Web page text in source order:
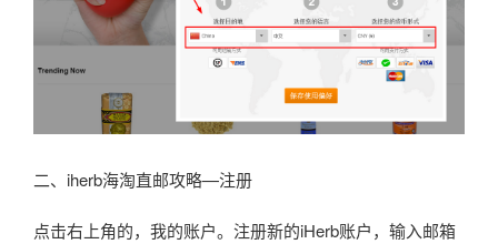
二、iherb海淘直邮攻略—注册
点击右上角的，我的账户。注册新的iHerb账户，输入邮箱